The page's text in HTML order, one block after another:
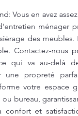
Vous en avez
ménager
des
Contactez-nous
qui va au-delà
une propreté
votre espace
bureau,
et